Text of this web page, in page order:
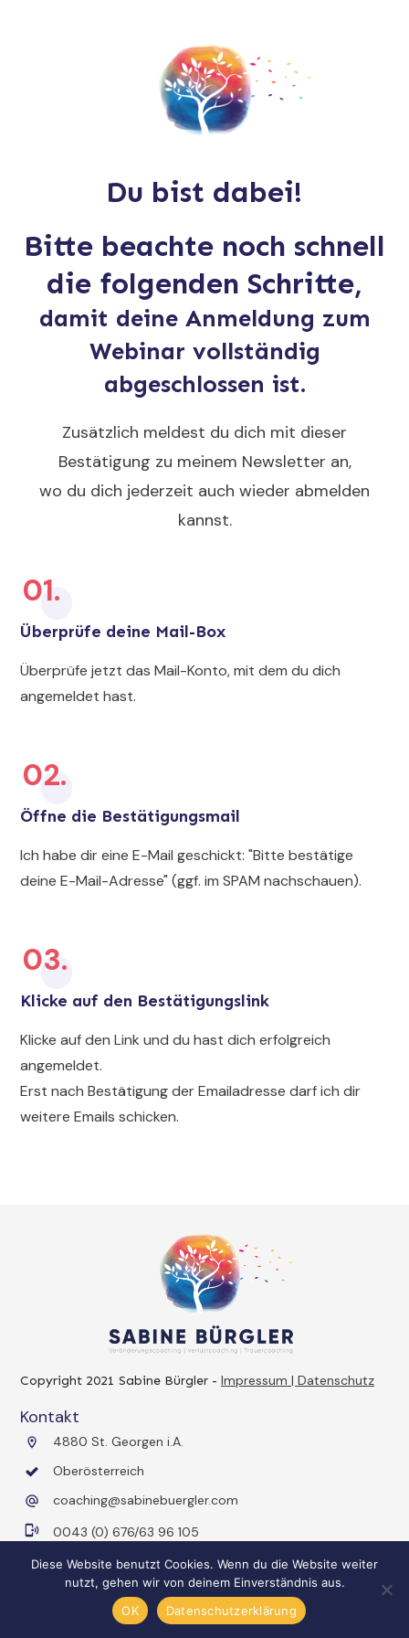
Du bist dabei!
Bitte beachte noch schnell
die folgenden Schritte,
damit deine Anmeldung zum
Webinar vollständig
abgeschlossen ist.
Zusätzlich meldest du dich mit dieser
Bestätigung zu meinem Newsletter an,
wo du dich jederzeit auch wieder abmelden
kannst.
01.
Überprüfe deine Mail-Box
Überprüfe jetzt das Mail-Konto, mit dem du dich
angemeldet hast.
02.
Öffne die Bestätigungsmail
Ich habe dir eine E-Mail geschickt: "Bitte bestätige
deine E-Mail-Adresse" (ggf. im SPAM nachschauen).
03.
Klicke auf den Bestätigungslink
Klicke auf den Link und du hast dich erfolgreich
angemeldet.
Erst nach Bestätigung der Emailadresse darf ich dir
weitere Emails schicken.
Copyright 2021 Sabine Bürgler - Impressum | Datenschutz
Kontakt
4880 St. Georgen i.A.
Oberösterreich
coaching@sabinebuergler.com
0043 (0) 676/63 96 105
Diese Website benutzt Cookies. Wenn du die Website weiter
nutzt, gehen wir von deinem Einverständnis aus.
OK
Datenschutzerklärung